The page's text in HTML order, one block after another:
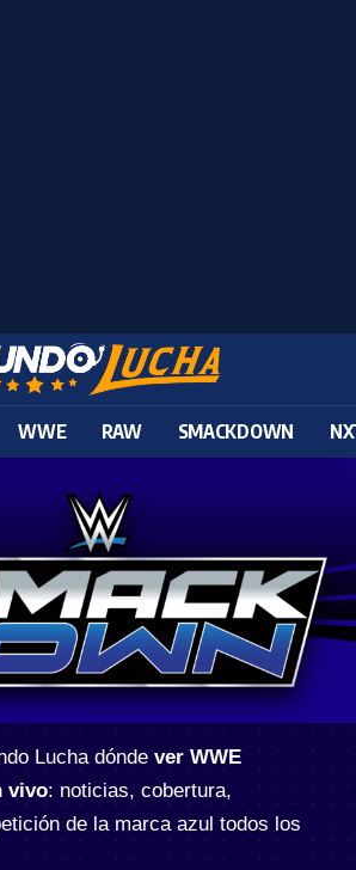
WWE RAW SMACKDOWN
Lucha dónde ver WWE
vivo: noticias, cobertura,
de la marca azul todos los